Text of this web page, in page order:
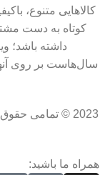
کالاهایی متنوع،
کوتاه به دست
داشته باشد؛
سال‌هاست بر روی
2023 © تمامی
همراه ما باشید: